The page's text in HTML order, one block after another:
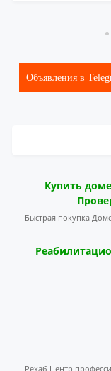
Объявления в
Купить
Быстрая покупка
Рехаб Центр